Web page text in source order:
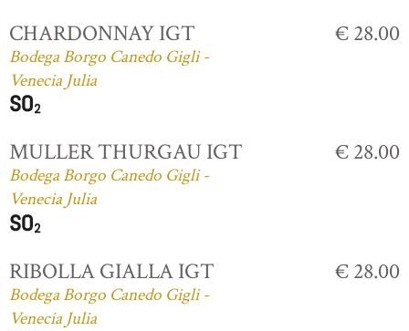
CHARDONNAY IGT
Bodega Borgo Canedo Gigli -
Venecia Julia
€ 28.00
MULLER THURGAU IGT
Bodega Borgo Canedo Gigli -
Venecia Julia
€ 28.00
RIBOLLA GIALLA IGT
Bodega Borgo Canedo Gigli -
Venecia Julia
€ 28.00